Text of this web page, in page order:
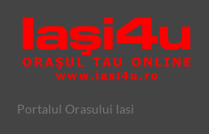
Portalul Orasului Iasi